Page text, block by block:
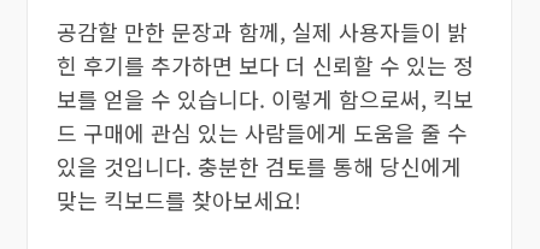
공감할 만한 문장과 함께, 실제 사용자들이 밝
힌 후기를 추가하면 보다 더 신뢰할 수 있는 정
보를 얻을 수 있습니다. 이렇게 함으로써, 킥보
드 구매에 관심 있는 사람들에게 도움을 줄 수
있을 것입니다. 충분한 검토를 통해 당신에게
맞는 킥보드를 찾아보세요!